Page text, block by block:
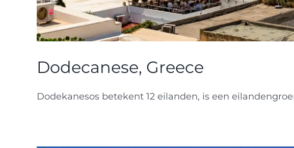
Dodecanese, Greece
Dodekanesos betekent 12 eilanden, is een